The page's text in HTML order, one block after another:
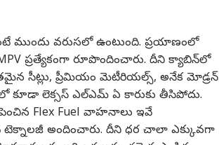
ముందు వరుసలో ఉంటుంది. ప్రయాణంలో
ప్రత్యేకంగా రూపొందించారు. దీని క్యాబిన్‌లో
సీట్లు, ప్రీమియం మెటీరియల్స్, అనేక మోడ్రన్
కూడా లెక్సస్ ఎల్ఎమ్ ఏ కారుకు తీసిపోదు.
పెంచిన Flex Fuel వాహనాలు ఇవే
టెక్నాలజీ అందించారు. దీని ధర చాలా ఎక్కువగా